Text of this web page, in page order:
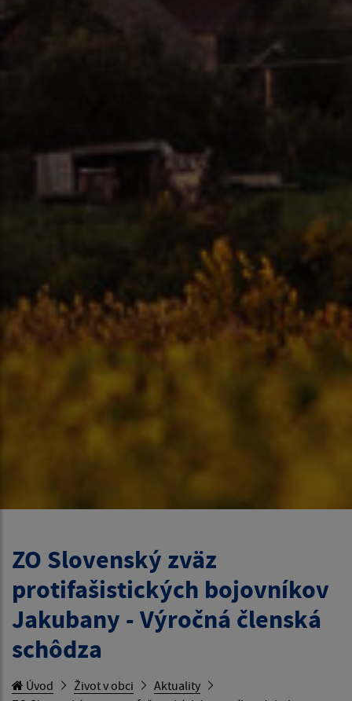
ZO Slovenský zväz
protifašistických bojovníkov
Jakubany - Výročná členská
schôdza
Úvod Život v obci
Aktuality